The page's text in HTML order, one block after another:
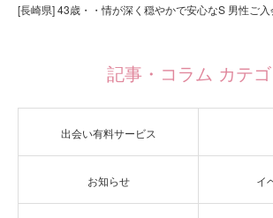
[長崎県] 43歳・・情が深く穏やかで安心なS 男性ご入
記事・コラム カテゴ
出会い有料サービス
お知らせ イ